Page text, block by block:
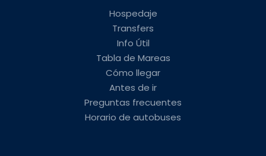
Hospedaje
Transfers
Info Útil
Tabla de Mareas
Cómo llegar
Antes de ir
Preguntas frecuentes
Horario de autobuses